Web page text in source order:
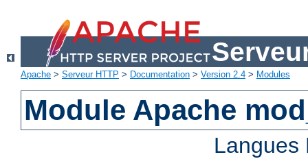
Apache > Serveur HTTP > Documentation > Version 2.4 > Modules
Module Apache